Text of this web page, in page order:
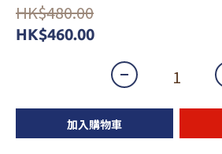
HK$480.00
HK$460.00
加入購物車